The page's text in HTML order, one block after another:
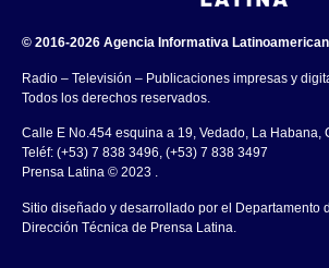
© 2016-2026 Agencia Informativa
Radio – Televisión – Publicaciones impresas y
Todos los derechos reservados.
Calle E No.454 esquina a 19, Vedado, La Habana,
Teléf: (+53) 7 838 3496, (+53) 7 838 3497
Prensa Latina © 2023 .
Sitio diseñado y desarrollado por el Departamento
Dirección Técnica de Prensa Latina.